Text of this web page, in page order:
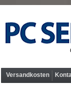
Versandkosten